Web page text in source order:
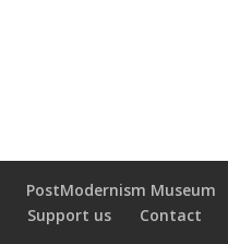
PostModernism Museum
Support us Contact